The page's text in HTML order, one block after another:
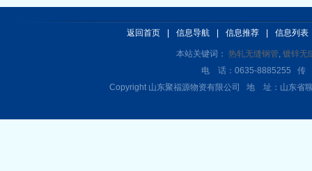
返回首页 信息导航 信息推荐 信息列表
本站关键词： 热轧无缝钢管, 镀锌无
电 话：0635-8885255 传
Copyright 山东聚福源物资有限公司 地 址：山东省